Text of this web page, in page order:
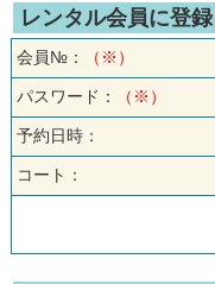
レンタル会員に登
会員№：
（※）
パスワード： （※）
予約日時：
コート：